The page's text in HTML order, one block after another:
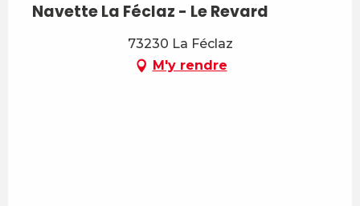
Navette La Féclaz - Le Revard
73230 La Féclaz
M'y rendre